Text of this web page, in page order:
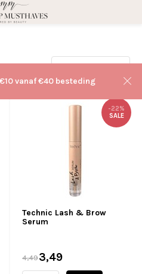
vanaf €40 besteding
Technic Lash & Brow
Serum
-22%
SALE
4,493,49